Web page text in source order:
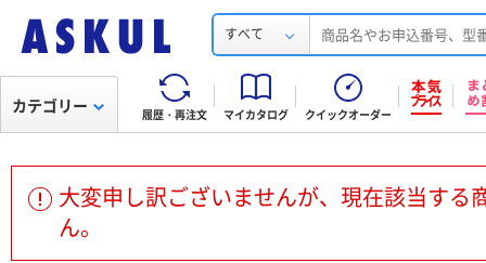
すべて
履歴・再注文 マイカタログ クイックオーダー
カテゴリー
大変申し訳ございませんが、現在該当する
ん。